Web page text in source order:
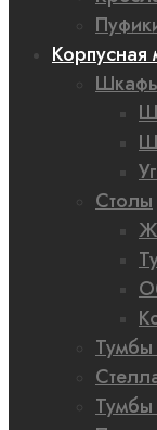
Корпусная
Столы
Тумбы